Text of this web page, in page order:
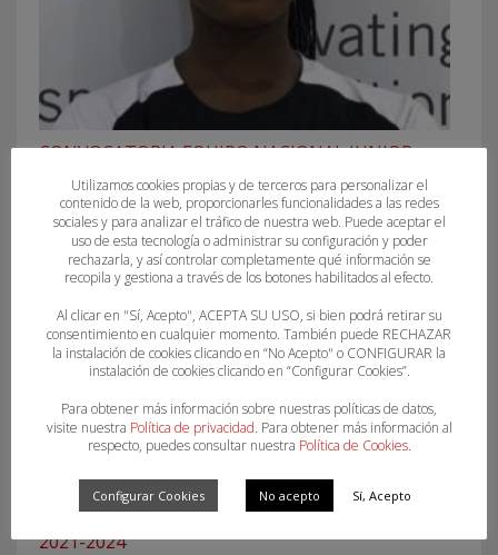
CONVOCATORIA EQUIPO NACIONAL JUNIOR
FEMENINO
SECTOR AUTONÓMICO 1ª NACIONAL FEMENINA
FIRMA DEL CONVENIO DEL TORNEO DEL EBRO
2021-2024
Utilizamos cookies propias y de terceros para personalizar el
contenido de la web, proporcionarles funcionalidades a las redes
sociales y para analizar el tráfico de nuestra web. Puede aceptar el
uso de esta tecnología o administrar su configuración y poder
rechazarla, y así controlar completamente qué información se
recopila y gestiona a través de los botones habilitados al efecto.
Al clicar en "Sí, Acepto", ACEPTA SU USO, si bien podrá retirar su
consentimiento en cualquier momento. También puede RECHAZAR
la instalación de cookies clicando en “No Acepto" o CONFIGURAR la
instalación de cookies clicando en “Configurar Cookies”.
Para obtener más información sobre nuestras políticas de datos,
visite nuestra Política de privacidad. Para obtener más información al
respecto, puedes consultar nuestra Política de Cookies.
Configurar Cookies No acepto Sí, Acepto